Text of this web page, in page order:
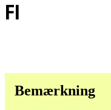
FI
Bemærkning